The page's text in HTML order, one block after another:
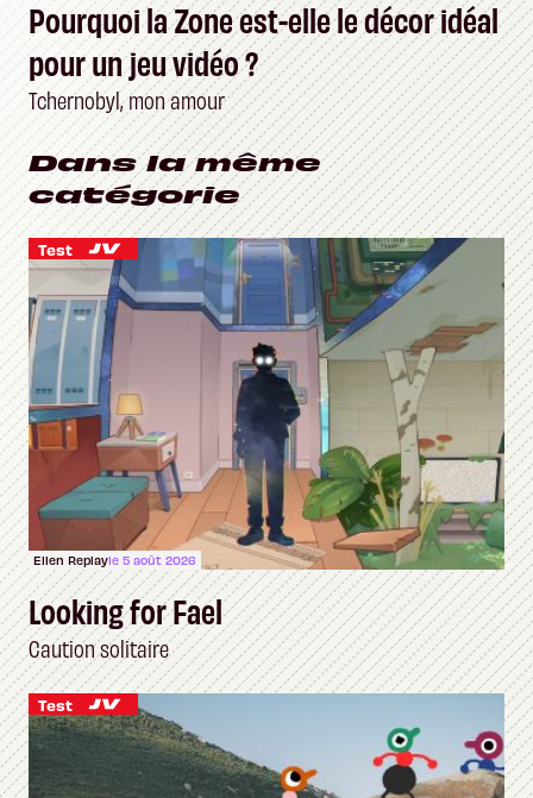
Pourquoi la Zone est-elle le décor idéal
pour un jeu vidéo ?
Tchernobyl, mon amour
Dans la même
catégorie
Test
Ellen Replayle 5 août 2026
Looking for Fael
Caution solitaire
Test